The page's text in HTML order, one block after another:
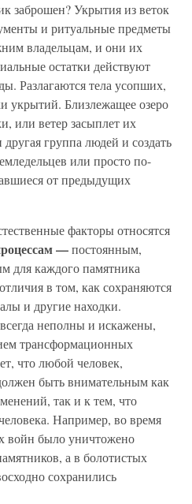
заброшен? Укрытия из веток
и ритуальные предметы
владельцам, и они их
остатки действуют
Разлагаются тела усопших,
укрытий. Близлежащее озеро
или ветер засыплет их
группа людей и создать
или просто по-
от предыдущих
факторы относятся
—постоянным,
для каждого памятника
в том, как сохраняются
и другие находки.
неполны и искажены,
трансформационных
что любой человек,
быть внимательным как
так и к тем, что
Например, во время
войн было уничтожено
а в болотистых
сохранились